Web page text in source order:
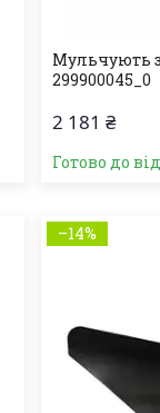
Мульчують
299900045_0
2 181 ₴
Готово до
–14%